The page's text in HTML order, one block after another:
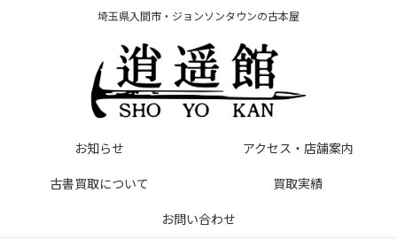
埼玉県入間市・ジョンソンタウンの古本屋
お知らせ
アクセス・店舗案内
古書買取について
買取実績
お問い合わせ